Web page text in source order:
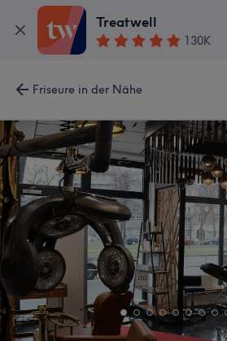
Treatwell
130K
Friseure in der Nähe